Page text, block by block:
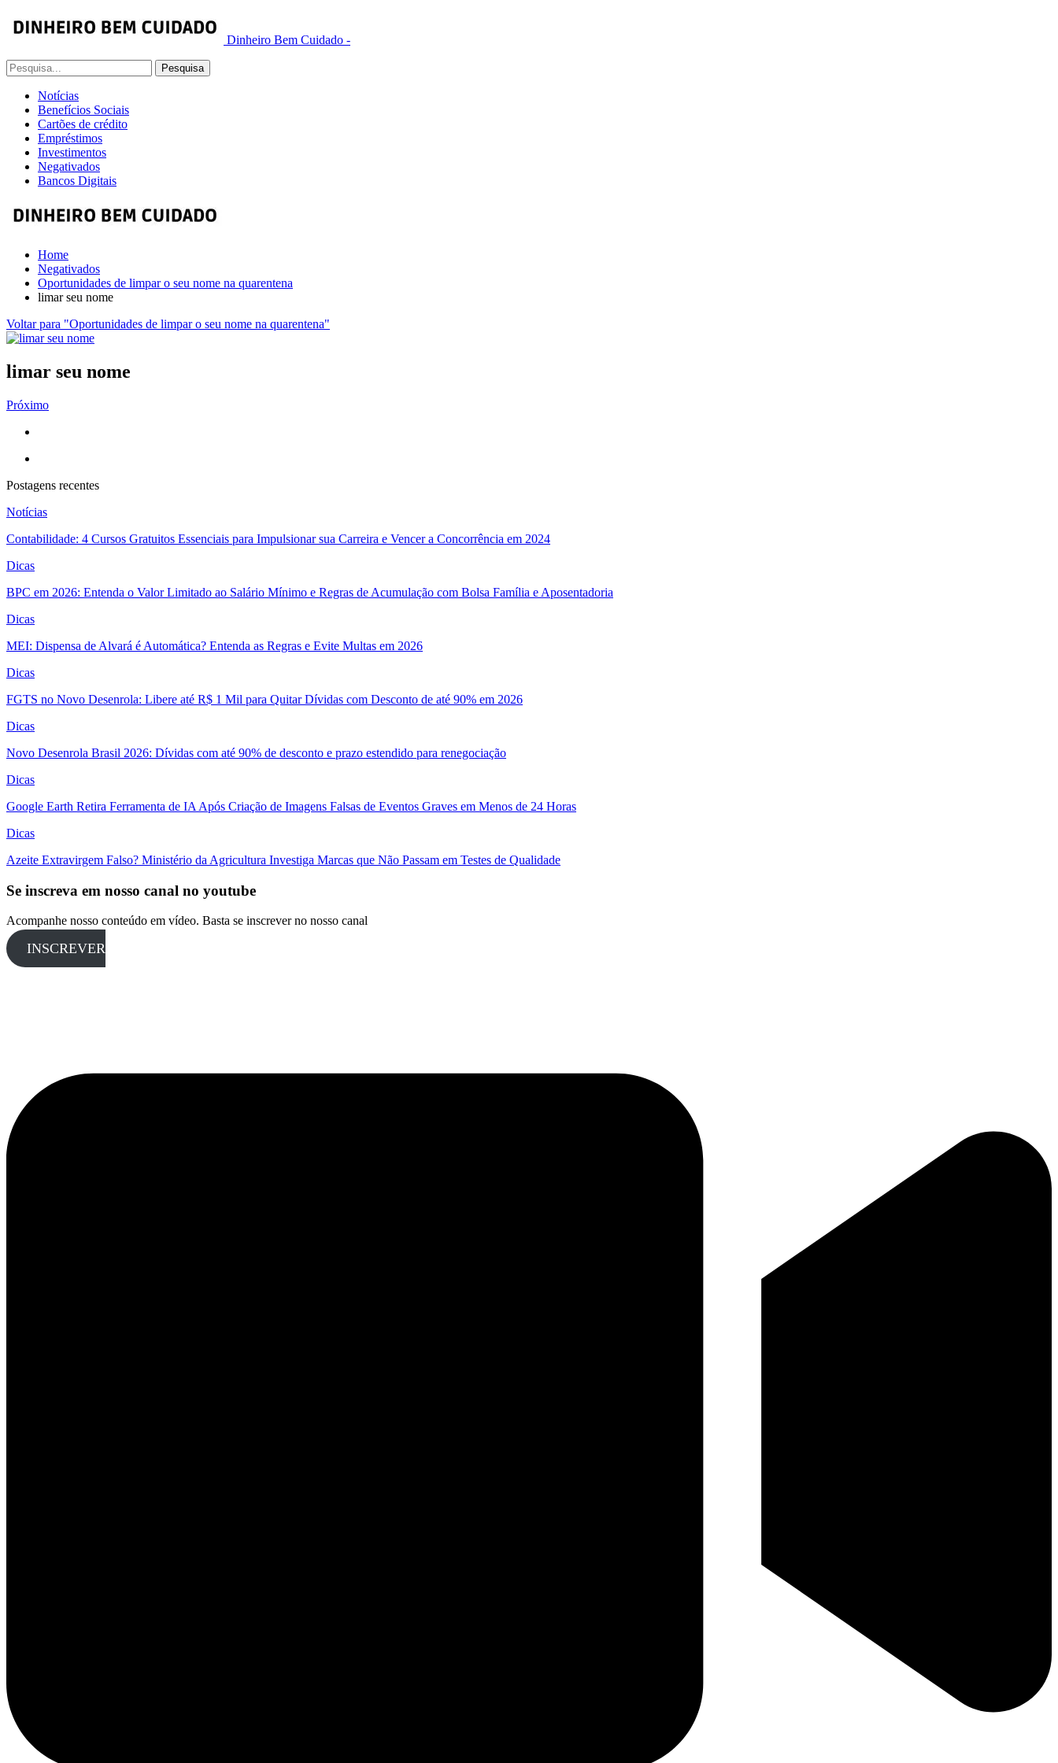
Dinheiro Bem Cuidado -
Notícias
Benefícios Sociais
Cartões de crédito
Empréstimos
Investimentos
Negativados
Bancos Digitais
Home
Negativados
Oportunidades de limpar o seu nome na quarentena
limar seu nome
Voltar para "Oportunidades de limpar o seu nome na quarentena"
limar seu nome
Próximo
Postagens recentes
Notícias
Contabilidade: 4 Cursos Gratuitos Essenciais para Impulsionar sua Carreira e Vencer a Concorrência em 2024
Dicas
BPC em 2026: Entenda o Valor Limitado ao Salário Mínimo e Regras de Acumulação com Bolsa Família e Aposentadoria
Dicas
MEI: Dispensa de Alvará é Automática? Entenda as Regras e Evite Multas em 2026
Dicas
FGTS no Novo Desenrola: Libere até R$ 1 Mil para Quitar Dívidas com Desconto de até 90% em 2026
Dicas
Novo Desenrola Brasil 2026: Dívidas com até 90% de desconto e prazo estendido para renegociação
Dicas
Google Earth Retira Ferramenta de IA Após Criação de Imagens Falsas de Eventos Graves em Menos de 24 Horas
Dicas
Azeite Extravirgem Falso? Ministério da Agricultura Investiga Marcas que Não Passam em Testes de Qualidade
Se inscreva em nosso canal no youtube
Acompanhe nosso conteúdo em vídeo. Basta se inscrever no nosso canal
INSCREVER